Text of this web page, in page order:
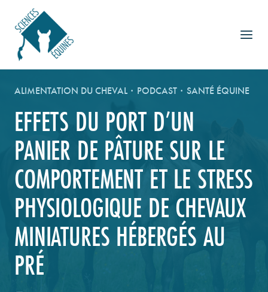
contenu
ALIMENTATION DU CHEVAL · PODCAST · SANTÉ ÉQUINE
EFFETS DU PORT D’UN
PANIER DE PÂTURE SUR LE
COMPORTEMENT ET LE STRESS
PHYSIOLOGIQUE DE CHEVAUX
MINIATURES HÉBERGÉS AU
PRÉ